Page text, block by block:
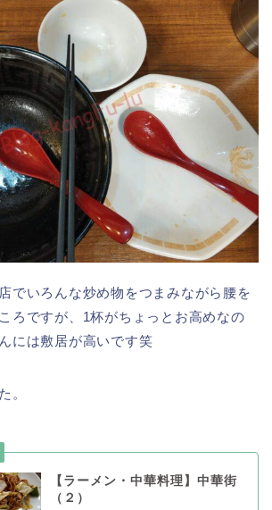
でいろんな炒め物をつまみながら腰を
ろですが、1杯がちょっとお高めなの
には敷居が高いです笑
。
【ラーメン・中華料理】中華街
（２）